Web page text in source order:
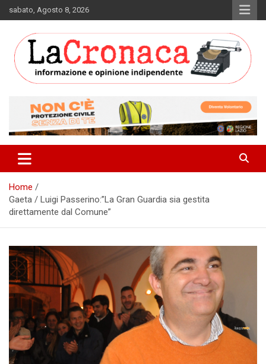
to
sabato, Agosto 8, 2026
La Cronaca Quotidiano
Home
Gaeta / Luigi Passerino:”La Gran Guardia sia gestita
direttamente dal Comune”